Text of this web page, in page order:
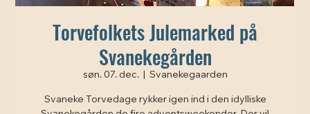
Torvefolkets Julemarked på
Svanekegården
søn. 07. dec.
  |
Svanekegaarden
Svaneke Torvedage rykker igen ind i den idylliske